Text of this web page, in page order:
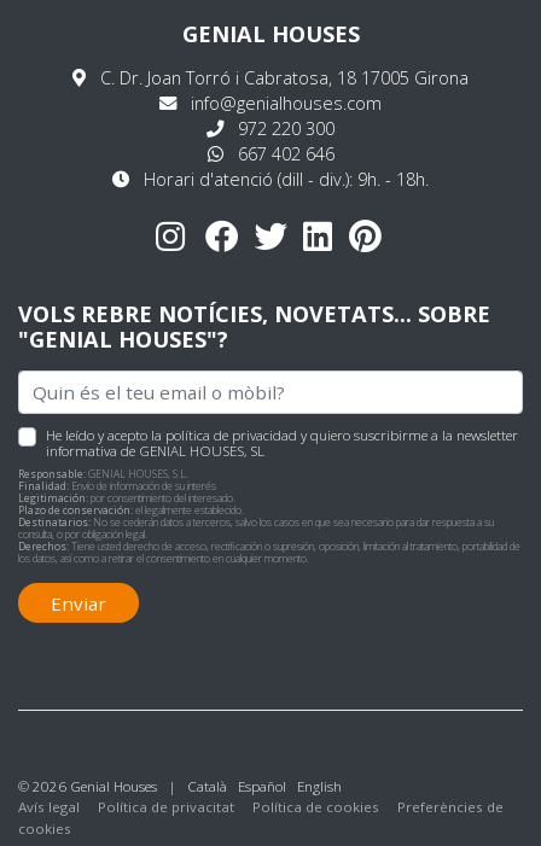
GENIAL HOUSES
C. Dr. Joan Torró i Cabratosa, 18 17005 Girona
info@genialhouses.com
972 220 300
667 402 646
Horari d'atenció (dill - div.): 9h. - 18h.
VOLS REBRE NOTÍCIES, NOVETATS... SOBRE
"GENIAL HOUSES"?
He leído y acepto la política de privacidad y quiero suscribirme a la newsletter
informativa de GENIAL HOUSES, SL
Responsable:GENIAL HOUSES, S.L.
Finalidad: Envío de información de su interés
Legitimación:por consentimiento del interesado.
Plazo de conservación:el legalmente establecido.
Destinatarios: No se cederán datos a terceros, salvo los casos en que sea necesario para dar respuesta a su
consulta, o por obligación legal.
Derechos:Tiene usted derecho de acceso, rectificación o supresión, oposición, limitación al tratamiento, portabilidad de
los datos, así como a retirar el consentimiento en cualquier momento.
Enviar
© 2026 Genial Houses | Català Español
English
Avís legal
Política de privacitat Política de cookies
Preferències de
cookies